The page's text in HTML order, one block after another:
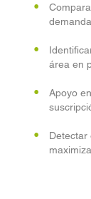
área en
Apoyo
Detectar